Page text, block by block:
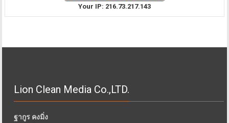
Your IP: 216.73.217.143
Lion Clean Media Co.,LTD.
ฐากูร คงมิ่ง